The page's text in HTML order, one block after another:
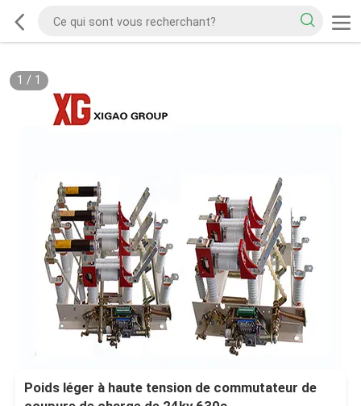
1 / 1
Poids léger à haute tension de commutateur de